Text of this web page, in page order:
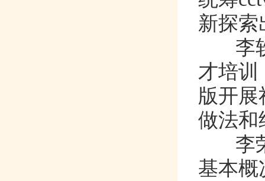
新探索
李轶
才培训
版开展
做法和
李荣
基本概